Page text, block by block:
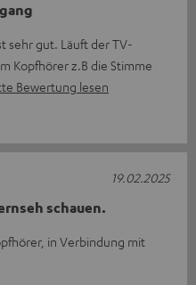
sehr gut. Läuft der TV-
Kopfhörer z.B die Stimme
Bewertung lesen
schauen.
in Verbindung mit
19.02.2025